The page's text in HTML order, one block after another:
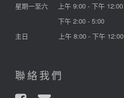
星期一至六
上午 9:00 - 下午 12:00
下午 2:00 - 5:00
主日
上午 8:00 - 下午 12:00
聯絡我們